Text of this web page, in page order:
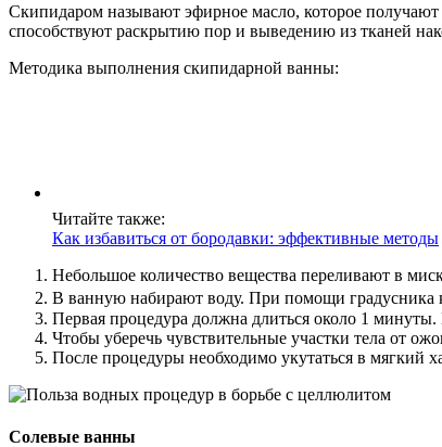
Скипидаром называют эфирное масло, которое
способствуют раскрытию пор и выведению из тканей
Методика выполнения скипидарной ванны:
Читайте также:
Как избавиться от бородавки: эффективные методы
Небольшое количество вещества переливают в
В ванную набирают воду. При помощи градусника
Первая процедура должна длиться около 1
Чтобы уберечь чувствительные участки тела от
После процедуры необходимо укутаться в мягкий
Солевые ванны